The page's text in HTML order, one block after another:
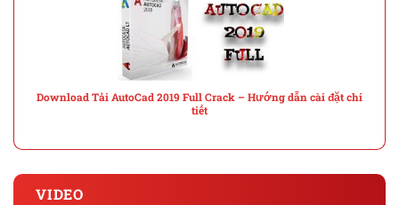
Download Tải AutoCad 2019 Full Crack – Hướng dẫn cài đặt chi
tiết
VIDEO